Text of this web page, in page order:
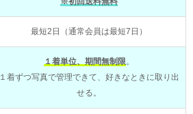
最短2日（通常会員は最短7日）
１着単位、期間無制限。
１着ずつ写真で管理できて、好きなときに取り出
せる。